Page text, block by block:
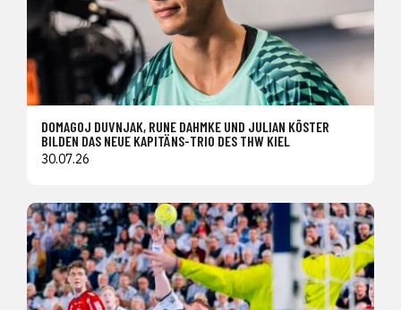
DOMAGOJ DUVNJAK, RUNE DAHMKE UND JULIAN KÖSTER
BILDEN DAS NEUE KAPITÄNS-TRIO DES THW KIEL
30.07.26